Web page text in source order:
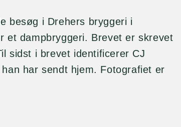
besøg i Drehers bryggeri i
et dampbryggeri. Brevet er skrevet
sidst i brevet identificerer CJ
har sendt hjem. Fotografiet er